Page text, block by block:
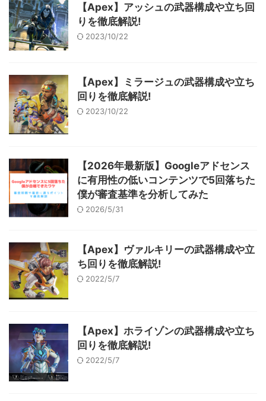
【Apex】アッシュの武器構成や立ち回
りを徹底解説!
2023/10/22
【Apex】ミラージュの武器構成や立ち
回りを徹底解説!
2023/10/22
【2026年最新版】Googleアドセンス
に有用性の低いコンテンツで5回落ちた
僕が審査基準を分析してみた
2026/5/31
【Apex】ヴァルキリーの武器構成や立
ち回りを徹底解説!
2022/5/7
【Apex】ホライゾンの武器構成や立ち
回りを徹底解説!
2022/5/7